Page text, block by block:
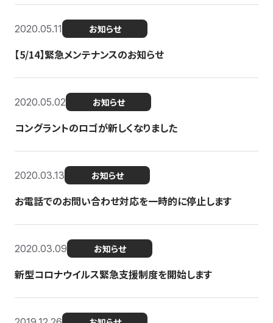
2020.05.11 お知らせ
【5/14】緊急メンテナンスのお知らせ
2020.05.02 お知らせ
コングラントのロゴが新しくなりました
2020.03.13 お知らせ
お電話でのお問い合わせ対応を一時的に停止します
2020.03.09 お知らせ
新型コロナウイルス緊急支援制度を開始します